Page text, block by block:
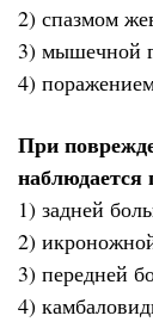
2) спазмом
3) мышечной
4)
При
1) задней
2)
3) передней
4)